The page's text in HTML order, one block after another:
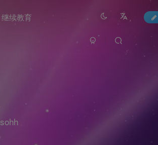
继续教育